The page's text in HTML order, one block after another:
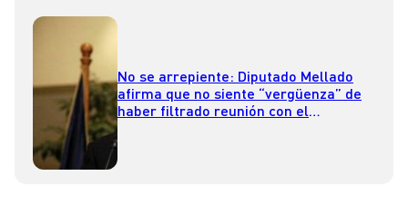
No se arrepiente: Diputado Mellado
afirma que no siente “vergüenza” de
haber filtrado reunión con el